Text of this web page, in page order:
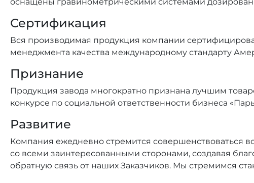
Сертификация
Вся производимая продукция компании
менеджмента качества международному стандарту
Признание
Продукция завода многократно признана лучшим
конкурсе по социальной ответственности бизнеса
Развитие
Компания ежедневно стремится совершенствоваться
со всеми заинтересованными сторонами, создавая
обратную связь от наших Заказчиков. Мы стремимся